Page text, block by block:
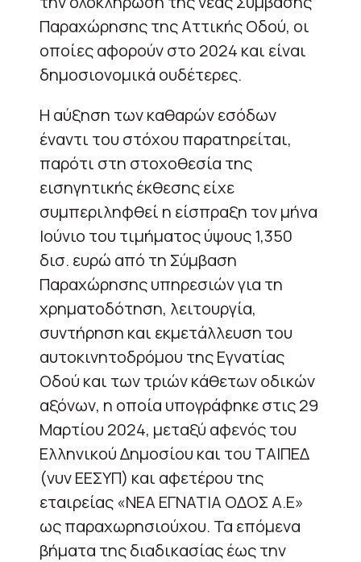
Παραχώρησης της Αττικής Οδού, οι
οποίες αφορούν στο 2024 και είναι
δημοσιονομικά ουδέτερες.
Η αύξηση των καθαρών εσόδων
έναντι του στόχου παρατηρείται,
παρότι στη στοχοθεσία της
εισηγητικής έκθεσης είχε
συμπεριληφθεί η είσπραξη τον μήνα
Ιούνιο του τιμήματος ύψους 1,350
δισ. ευρώ από τη Σύμβαση
Παραχώρησης υπηρεσιών για τη
χρηματοδότηση, λειτουργία,
συντήρηση και εκμετάλλευση του
αυτοκινητοδρόμου της Εγνατίας
Οδού και των τριών κάθετων οδικών
αξόνων, η οποία υπογράφηκε στις 29
Μαρτίου 2024, μεταξύ αφενός του
Ελληνικού Δημοσίου και του ΤΑΙΠΕΔ
(νυν ΕΕΣΥΠ) και αφετέρου της
εταιρείας «ΝΕΑ ΕΓΝΑΤΙΑ ΟΔΟΣ Α.Ε»
ως παραχωρησιούχου. Τα επόμενα
βήματα της διαδικασίας έως την